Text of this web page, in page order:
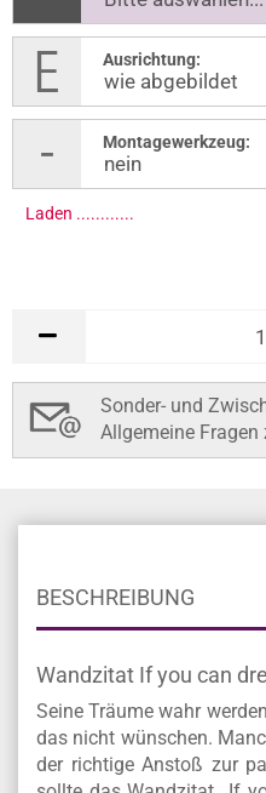
Ausrichtung:
Montagewerkzeug:
Laden .............
Sonder- und
Allgemeine
BESCHREIBUNG
Wandzitat If you can
Seine Träume wahr
das nicht wünschen.
der richtige Anstoß zur